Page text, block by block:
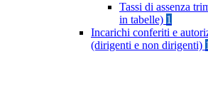
Tassi di assenza
in tabelle) 1
Incarichi conferiti e
(dirigenti e non dirigenti)